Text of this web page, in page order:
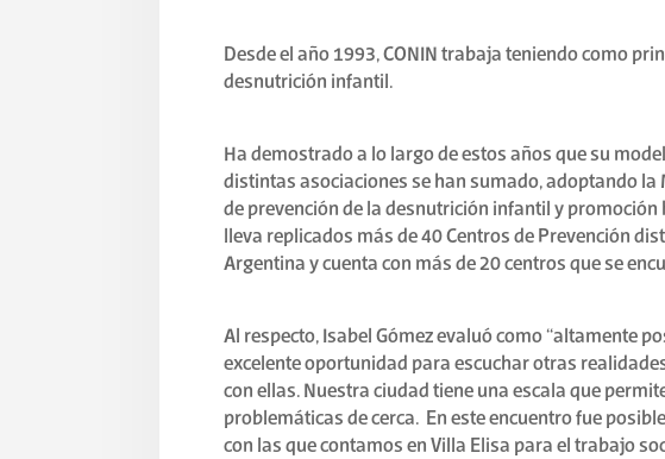
Desde el año 1993, CONIN trabaja teniendo como
desnutrición infantil.
Ha demostrado a lo largo de estos años que su
distintas asociaciones se han sumado, adoptando la
de prevención de la desnutrición infantil y promoción
lleva replicados más de 40 Centros de Prevención
Argentina y cuenta con más de 20 centros que se
Al respecto, Isabel Gómez evaluó como “altamente
excelente oportunidad para escuchar otras
con ellas. Nuestra ciudad tiene una escala que
problemáticas de cerca. En este encuentro fue
con las que contamos en Villa Elisa para el trabajo